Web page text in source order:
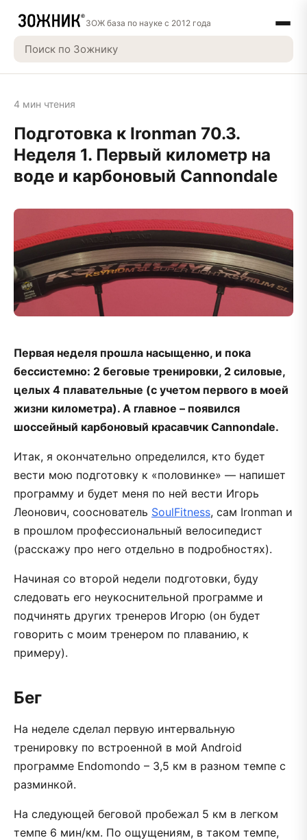
ЗОЖ база по науке с 2012 года
4 мин чтения
Подготовка к Ironman 70.3.
Неделя 1. Первый километр на
воде и карбоновый Cannondale
Первая неделя прошла насыщенно, и пока
бессистемно: 2 беговые тренировки, 2 силовые,
целых 4 плавательные (с учетом первого в моей
жизни километра). А главное – появился
шоссейный карбоновый красавчик Cannondale.
Итак, я окончательно определился, кто будет
вести мою подготовку к «половинке» — напишет
программу и будет меня по ней вести Игорь
Леонович, сооснователь SoulFitness, сам Ironman и
в прошлом профессиональный велосипедист
(расскажу про него отдельно в подробностях).
Начиная со второй недели подготовки, буду
следовать его неукоснительной программе и
подчинять других тренеров Игорю (он будет
говорить с моим тренером по плаванию, к
примеру).
Бег
На неделе сделал первую интервальную
тренировку по встроенной в мой Android
программе Endomondo – 3,5 км в разном темпе с
разминкой.
На следующей беговой пробежал 5 км в легком
темпе 6 мин/км. По ощущениям, в таком темпе,